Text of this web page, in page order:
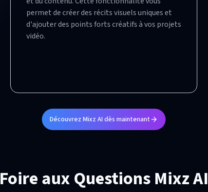
permet de créer des récits visuels uniques et
d'ajouter des points forts créatifs à vos projets
vidéo.
Découvrez Mixz AI dès maintenant
Foire aux Questions Mixz AI